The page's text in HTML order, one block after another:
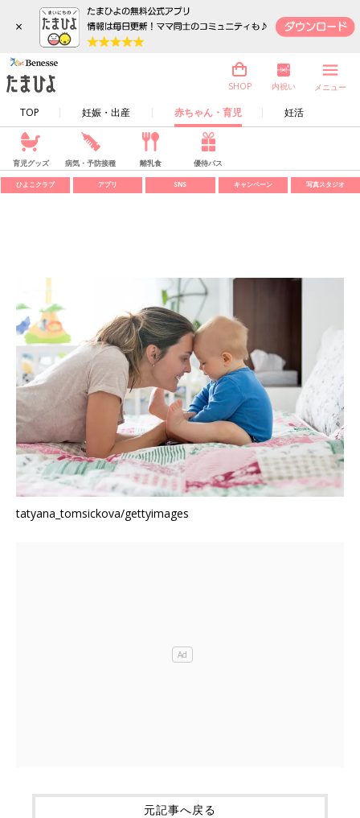
×
TOP 妊娠・出産 赤ちゃん・育児 妊活
SHOP 内祝い メニュー
育児グッズ 病気・予防接種 離乳食 優待パス
ひよこクラブ アプリ SNS キャンペーン 写真スタジオ
tatyana_tomsickova/gettyimages
元記事へ戻る